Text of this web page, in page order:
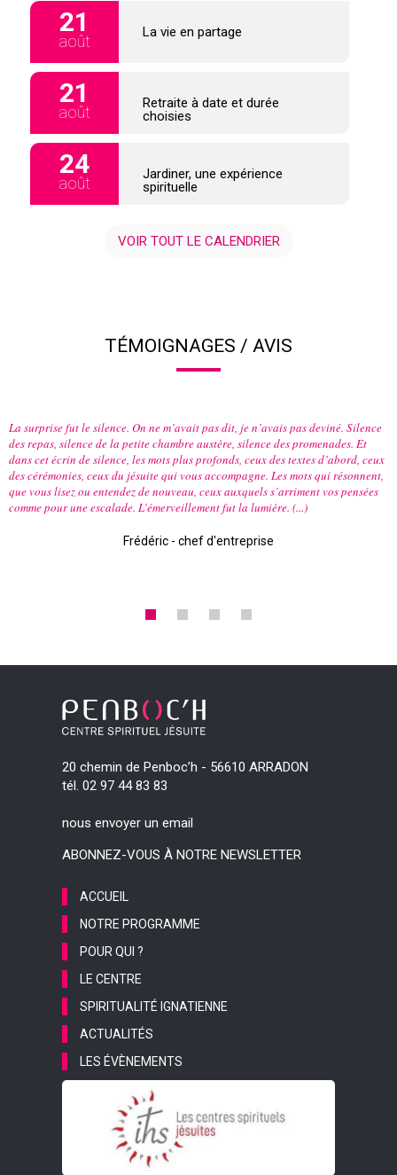
21
août
La vie en partage
21
août
Retraite à date et durée
choisies
24
août
Jardiner, une expérience
spirituelle
VOIR TOUT LE CALENDRIER
TÉMOIGNAGES / AVIS
La surprise fut le silence. On ne m’avait pas dit, je n’avais pas deviné. Silence
des repas, silence de la petite chambre austère, silence des promenades. Et
dans cet écrin de silence, les mots plus profonds, ceux des textes d’abord, ceux
des cérémonies, ceux du jésuite qui vous accompagne. Les mots qui résonnent,
que vous lisez ou entendez de nouveau, ceux auxquels s’arriment vos pensées
comme pour une escalade. L’émerveillement fut la lumière. (...)
Frédéric - chef d'entreprise
20 chemin de Penboc’h - 56610 ARRADON
tél. 02 97 44 83 83
nous envoyer un email
ABONNEZ-VOUS À NOTRE NEWSLETTER
ACCUEIL
NOTRE PROGRAMME
POUR QUI ?
LE CENTRE
SPIRITUALITÉ IGNATIENNE
ACTUALITÉS
LES ÉVÈNEMENTS